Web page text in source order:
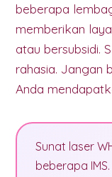
beberapa
memberikan
atau bersubsidi.
rahasia. Jangan
Anda
Sunat laser
beberapa